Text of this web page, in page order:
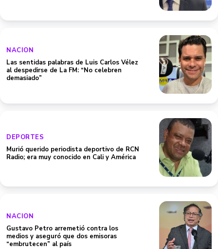
NACION
Las sentidas palabras de Luis Carlos Vélez
al despedirse de La FM: “No celebren
demasiado”
DEPORTES
Murió querido periodista deportivo de RCN
Radio; era muy conocido en Cali y América
NACION
Gustavo Petro arremetió contra los
medios y aseguró que dos emisoras
“embrutecen” al país